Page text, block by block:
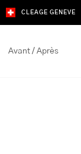
CLEAGE GENEVE
Avant / Après